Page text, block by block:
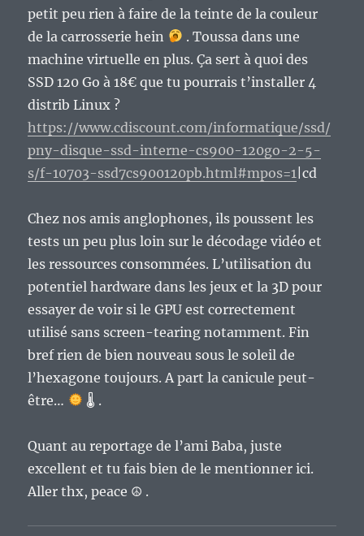
petit peu rien à faire de la teinte de la couleur
de la carrosserie hein
. Toussa dans une
machine virtuelle en plus. Ça sert à quoi des
SSD 120 Go à 18€ que tu pourrais t’installer 4
distrib Linux ?
https://www.cdiscount.com/informatique/ssd/
pny-disque-ssd-interne-cs900-120go-2-5-
s/f-10703-ssd7cs900120pb.html#mpos=1 |cd
Chez nos amis anglophones, ils poussent les
tests un peu plus loin sur le décodage vidéo et
les ressources consommées. L’utilisation du
potentiel hardware dans les jeux et la 3D pour
essayer de voir si le GPU est correctement
utilisé sans screen-tearing notamment. Fin
bref rien de bien nouveau sous le soleil de
l’hexagone toujours. A part la canicule peut-
être…
🌡 .
Quant au reportage de l’ami Baba, juste
excellent et tu fais bien de le mentionner ici.
Aller thx, peace ☮ .